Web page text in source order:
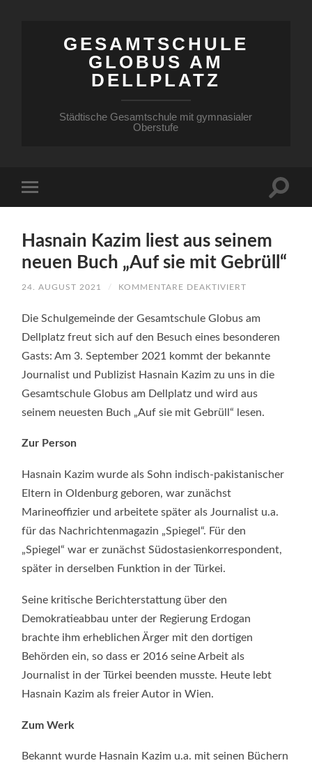
GESAMTSCHULE
GLOBUS AM
DELLPLATZ
Städtische Gesamtschule mit gymnasialer
Oberstufe
Hasnain Kazim liest aus seinem
neuen Buch „Auf sie mit Gebrüll“
24. AUGUST 2021 / KOMMENTARE DEAKTIVIERT
LIEST
SEINEM
BUCH
SIE
GEBRÜLL“
Die Schulgemeinde der Gesamtschule Globus am
Dellplatz freut sich auf den Besuch eines besonderen
Gasts: Am 3. September 2021 kommt der bekannte
Journalist und Publizist Hasnain Kazim zu uns in die
Gesamtschule Globus am Dellplatz und wird aus
seinem neuesten Buch „Auf sie mit Gebrüll“ lesen.
Zur Person
Hasnain Kazim wurde als Sohn indisch-pakistanischer
Eltern in Oldenburg geboren, war zunächst
Marineoffizier und arbeitete später als Journalist u.a.
für das Nachrichtenmagazin „Spiegel“. Für den
„Spiegel“ war er zunächst Südostasienkorrespondent,
später in derselben Funktion in der Türkei.
Seine kritische Berichterstattung über den
Demokratieabbau unter der Regierung Erdogan
brachte ihm erheblichen Ärger mit den dortigen
Behörden ein, so dass er 2016 seine Arbeit als
Journalist in der Türkei beenden musste. Heute lebt
Hasnain Kazim als freier Autor in Wien.
Zum Werk
Bekannt wurde Hasnain Kazim u.a. mit seinen Büchern